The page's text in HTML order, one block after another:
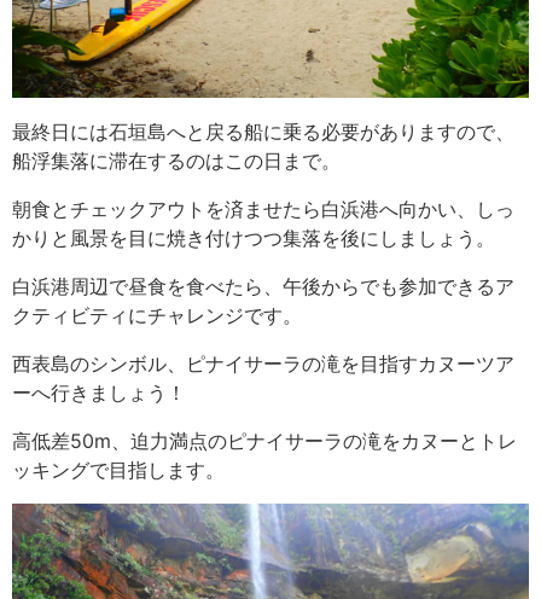
最終日には石垣島へと戻る船に乗る必要がありますので、
船浮集落に滞在するのはこの日まで。
朝食とチェックアウトを済ませたら白浜港へ向かい、しっ
かりと風景を目に焼き付けつつ集落を後にしましょう。
白浜港周辺で昼食を食べたら、午後からでも参加できるア
クティビティにチャレンジです。
西表島のシンボル、ピナイサーラの滝を目指すカヌーツア
ーへ行きましょう！
高低差50m、迫力満点のピナイサーラの滝をカヌーとトレ
ッキングで目指します。